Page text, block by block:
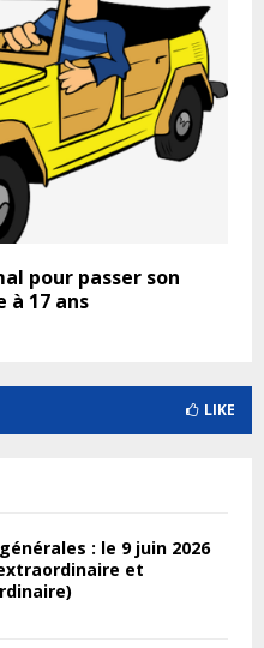
pour passer son
à 17 ans
LIKE
: le 9 juin 2026
et